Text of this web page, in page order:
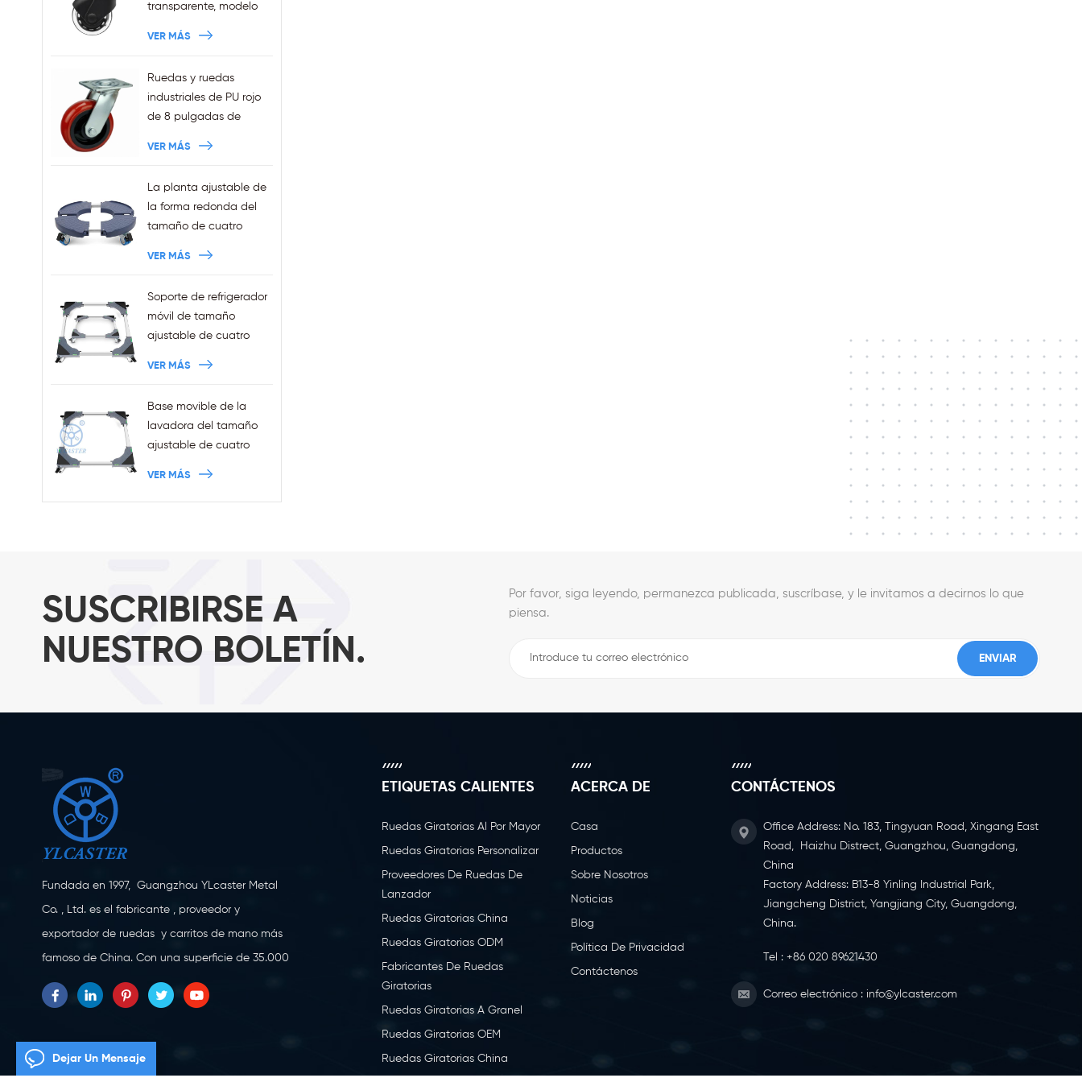
transparente, modelo
silla de oficina
enchufables, ventas al
por mayor
VER MÁS
Ruedas y ruedas
industriales de PU rojo
de 8 pulgadas de
VER MÁS
La planta ajustable de
la forma redonda del
tamaño de cuatro
VER MÁS
Soporte de refrigerador
móvil de tamaño
ajustable de cuatro
VER MÁS
Base movible de la
lavadora del tamaño
ajustable de cuatro
frenos
VER MÁS
SUSCRIBIRSE A
NUESTRO BOLETÍN.
Por favor, siga leyendo, permanezca publicada, suscríbase, y le invitamos a decirnos lo que
piensa.
Fundada en 1997, Guangzhou YLcaster Metal
Co. , Ltd. es el fabricante , proveedor y
exportador de ruedas y carritos de mano más
famoso de China. Con una superficie de 35.000
metros cuadrados, ubicada en la ciudad de
Yangjiang, provincia de Guangdong, con más
dedicados a la innovación, la creación y la
producción. Como fabricante profesional de
ETIQUETAS CALIENTES
Ruedas Giratorias Al Por Mayor
Ruedas Giratorias Personalizar
Proveedores De Ruedas De
Lanzador
Ruedas Giratorias China
Ruedas Giratorias ODM
Fabricantes De Ruedas
Giratorias
Ruedas Giratorias A Granel
Ruedas Giratorias OEM
Ruedas Giratorias China
ACERCA DE
Casa
Productos
Sobre Nosotros
Noticias
Blog
Política De Privacidad
Contáctenos
CONTÁCTENOS
Office Address: No. 183, Tingyuan Road, Xingang East
Road, Haizhu Distrect, Guangzhou, Guangdong,
China
Factory Address: B13-8 Yinling Industrial Park,
Jiangcheng District, Yangjiang City, Guangdong,
China.
Tel : +86 020 89621430
Correo electrónico : info@ylcaster.com
Dejar Un Mensaje